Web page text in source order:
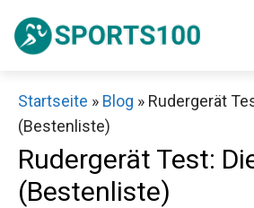
Inhalt
Startseite » Blog » Rudergerät
(Bestenliste)
Rudergerät Test:
(Bestenliste)